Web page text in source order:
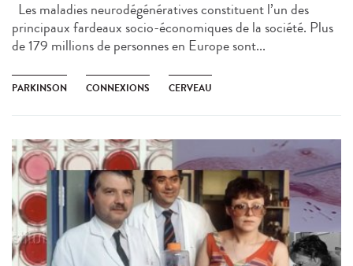
Les maladies neurodégénératives constituent l’un des
principaux fardeaux socio-économiques de la société. Plus
de 179 millions de personnes en Europe sont...
PARKINSON CONNEXIONS CERVEAU